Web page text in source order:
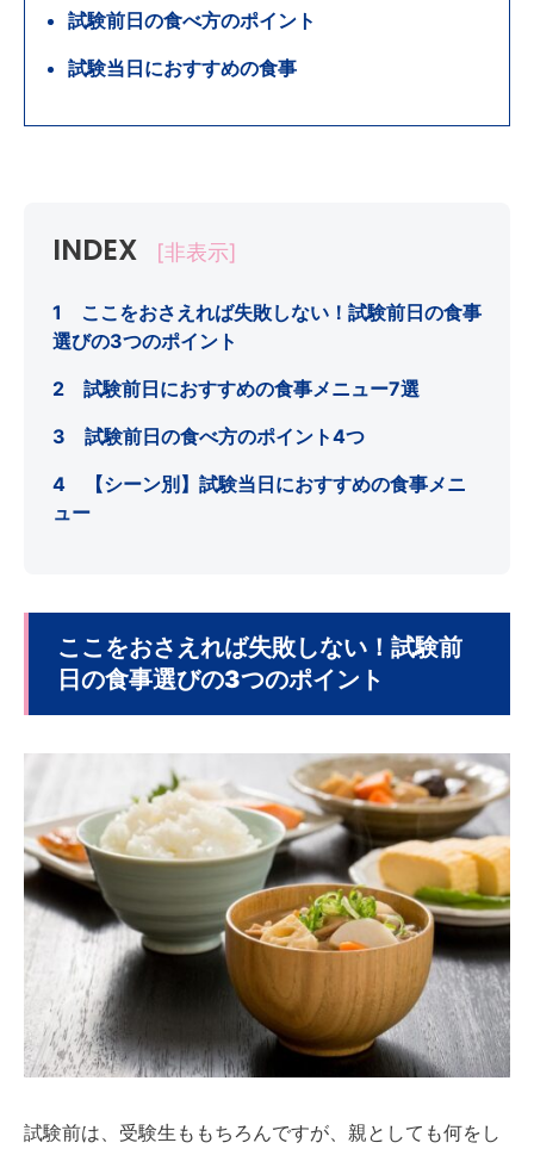
試験前日の食べ方のポイント
試験当日におすすめの食事
INDEX [非表示]
1 ここをおさえれば失敗しない！試験前日の食事
選びの3つのポイント
2 試験前日におすすめの食事メニュー7選
3 試験前日の食べ方のポイント4つ
4 【シーン別】試験当日におすすめの食事メニ
ュー
ここをおさえれば失敗しない！試験前
日の食事選びの3つのポイント
試験前は、受験生ももちろんですが、親としても何をし